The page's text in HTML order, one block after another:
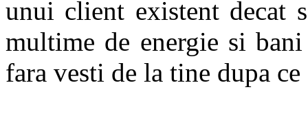
unui client existent decat
multime de energie si
fara vesti de la tine dupa